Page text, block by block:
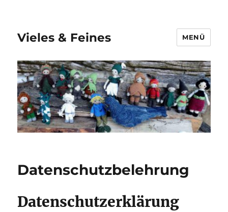
Vieles & Feines MENÜ
Datenschutzbelehrung
Datenschutzerklärung